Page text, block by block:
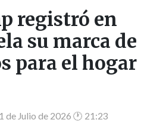
registró en
su marca de
para el hogar
Julio de 2026 🕐 21:23